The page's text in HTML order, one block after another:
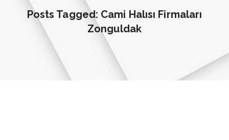
Posts Tagged: Cami Halısı Firmaları
Zonguldak